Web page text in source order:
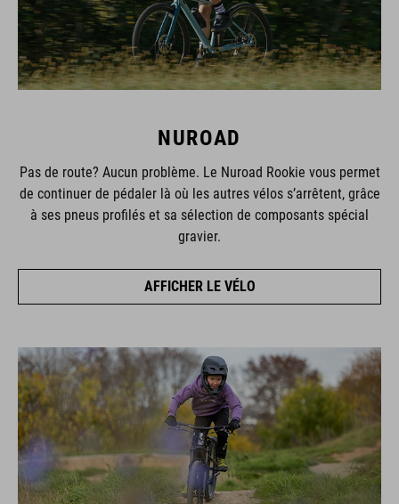
NUROAD
Pas de route? Aucun problème. Le Nuroad Rookie vous permet
de continuer de pédaler là où les autres vélos s’arrêtent, grâce
à ses pneus profilés et sa sélection de composants spécial
gravier.
AFFICHER LE VÉLO